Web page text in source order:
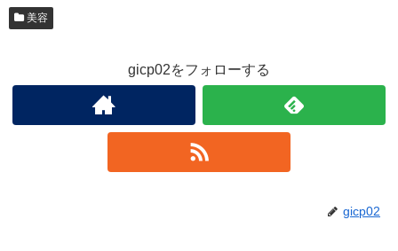
美容
gicp02をフォローする
gicp02